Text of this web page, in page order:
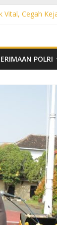
Cegah
hingga
Desa,POLRI